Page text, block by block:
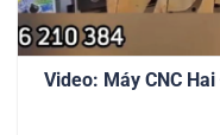
Video: Máy CNC